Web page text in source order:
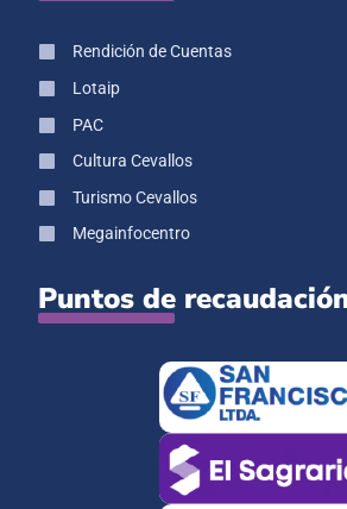
Rendición de Cuentas
Lotaip
PAC
Cultura Cevallos
Turismo Cevallos
Megainfocentro
Puntos de